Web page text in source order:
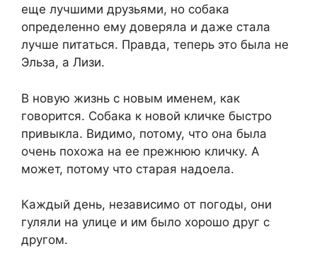
еще лучшими друзьями, но собака
определенно ему доверяла и даже стала
лучше питаться. Правда, теперь это была не
Эльза, а Лизи.
В новую жизнь с новым именем, как
говорится. Собака к новой кличке быстро
привыкла. Видимо, потому, что она была
очень похожа на ее прежнюю кличку. А
может, потому что старая надоела.
Каждый день, независимо от погоды, они
гуляли на улице и им было хорошо друг с
другом.